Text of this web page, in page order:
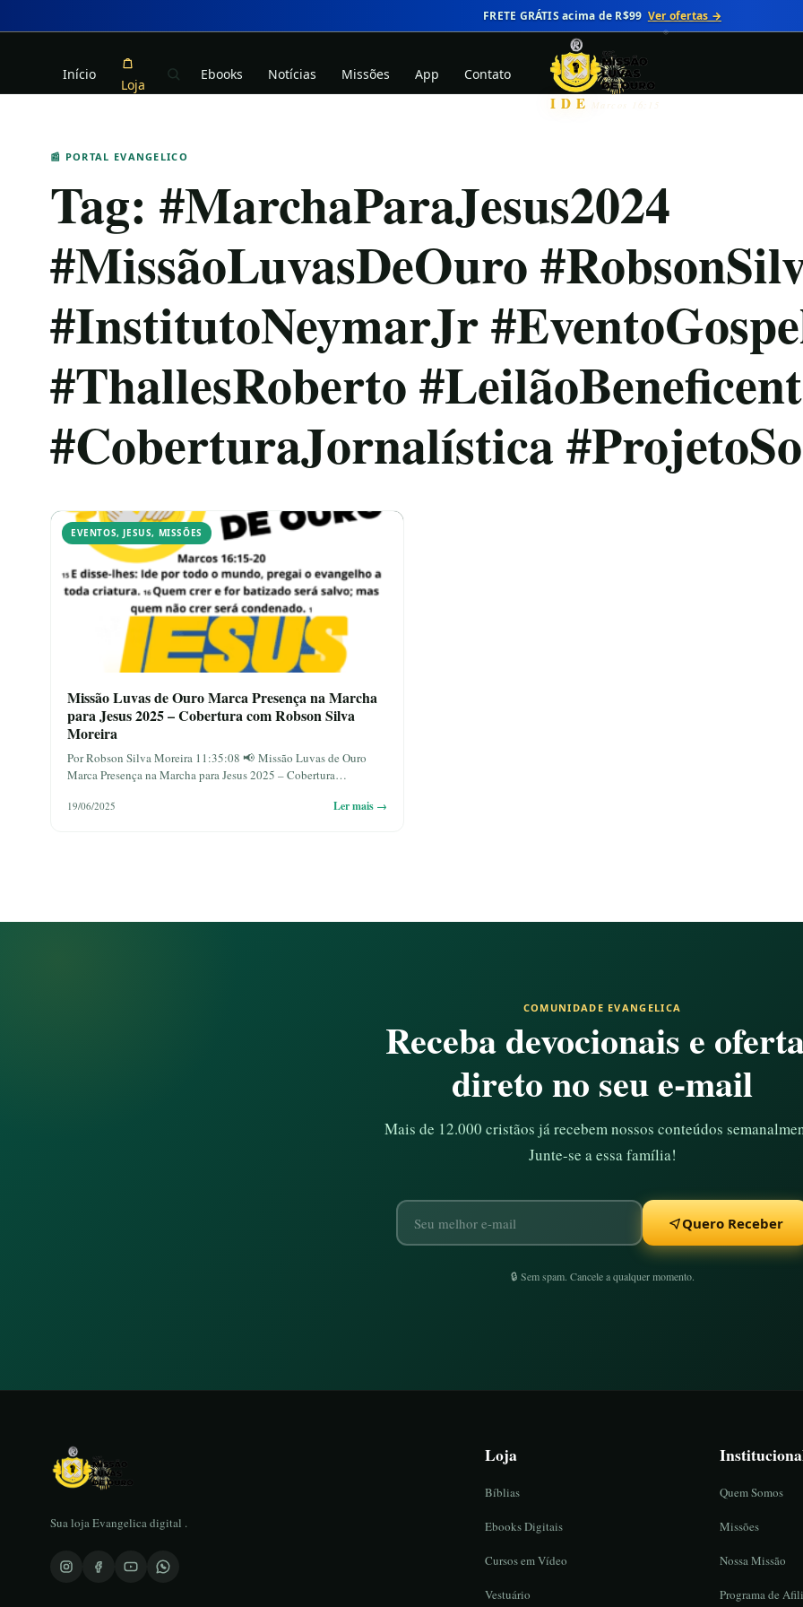
FRETE GRÁTIS acima de R$99 Ver ofertas →
IDE Marcos 16:15
Início
Loja
Ebooks Notícias Missões App Contato
📰 PORTAL EVANGELICO
Tag: #MarchaParaJesus2024
#MissãoLuvasDeOuro
#InstitutoNeymarJr
#ThallesRoberto
#CoberturaJornalística
EVENTOS,JESUS, MISSÕES
Missão Luvas de Ouro Marca Presença na Marcha
para Jesus 2025 – Cobertura com Robson Silva
Moreira
Por Robson Silva Moreira 11:35:08 📢 Missão Luvas de Ouro
Marca Presença na Marcha para Jesus 2025 – Cobertura…
19/06/2025 Ler mais →
COMUNIDADE EVANGELICA
Receba devocionais e
direto no seu e-mail
Mais de 12.000 cristãos já recebem nossos conteúdos
Junte-se a essa família!
Quero Receber
🔒 Sem spam. Cancele a qualquer momento.
Sua loja Evangelica digital .
Loja
Bíblias
Ebooks Digitais
Cursos em Vídeo
Vestuário
Quem Somos
Missões
Nossa Missão
Programa de